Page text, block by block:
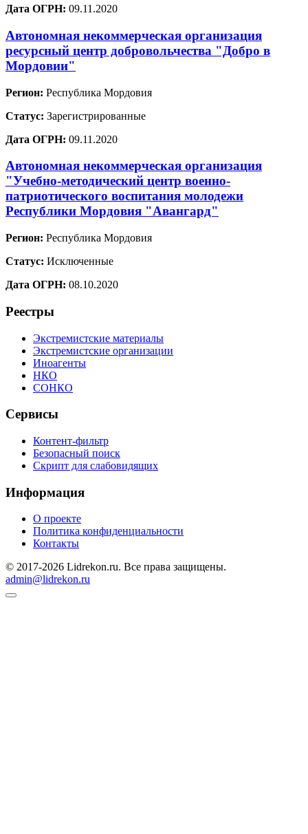
Дата ОГРН: 09.11.2020
Автономная некоммерческая организация
ресурсный центр добровольчества "Добро в
Мордовии"
Регион: Республика Мордовия
Статус: Зарегистрированные
Дата ОГРН: 09.11.2020
Автономная некоммерческая организация
"Учебно-методический центр военно-
патриотического воспитания молодежи
Республики Мордовия "Авангард"
Регион: Республика Мордовия
Статус: Исключенные
Дата ОГРН: 08.10.2020
Реестры
Экстремистские материалы
Экстремистские организации
Иноагенты
НКО
СОНКО
Сервисы
Контент-фильтр
Безопасный поиск
Скрипт для слабовидящих
Информация
О проекте
Политика конфиденциальности
Контакты
© 2017-2026 Lidrekon.ru. Все права защищены.
admin@lidrekon.ru